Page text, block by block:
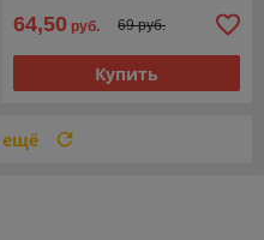
64,50 руб. 69 руб.
Купить
ещё